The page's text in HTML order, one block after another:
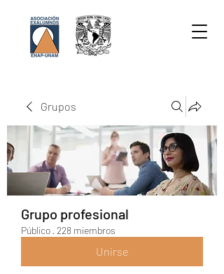
Grupos
Grupo profesional
Público · 228 miembros
Unirse